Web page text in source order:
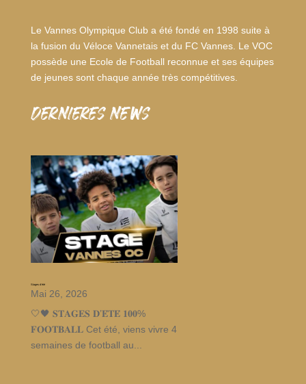
Le Vannes Olympique Club a été fondé en 1998 suite à
la fusion du Véloce Vannetais et du FC Vannes. Le VOC
possède une Ecole de Football reconnue et ses équipes
de jeunes sont chaque année très compétitives.
dernieres news
Stages d’été
Mai 26, 2026
🤍🖤 𝐒𝐓𝐀𝐆𝐄𝐒 𝐃’𝐄́𝐓𝐄́ 𝟏𝟎𝟎%
𝐅𝐎𝐎𝐓𝐁𝐀𝐋𝐋 Cet été, viens vivre 4
semaines de football au...